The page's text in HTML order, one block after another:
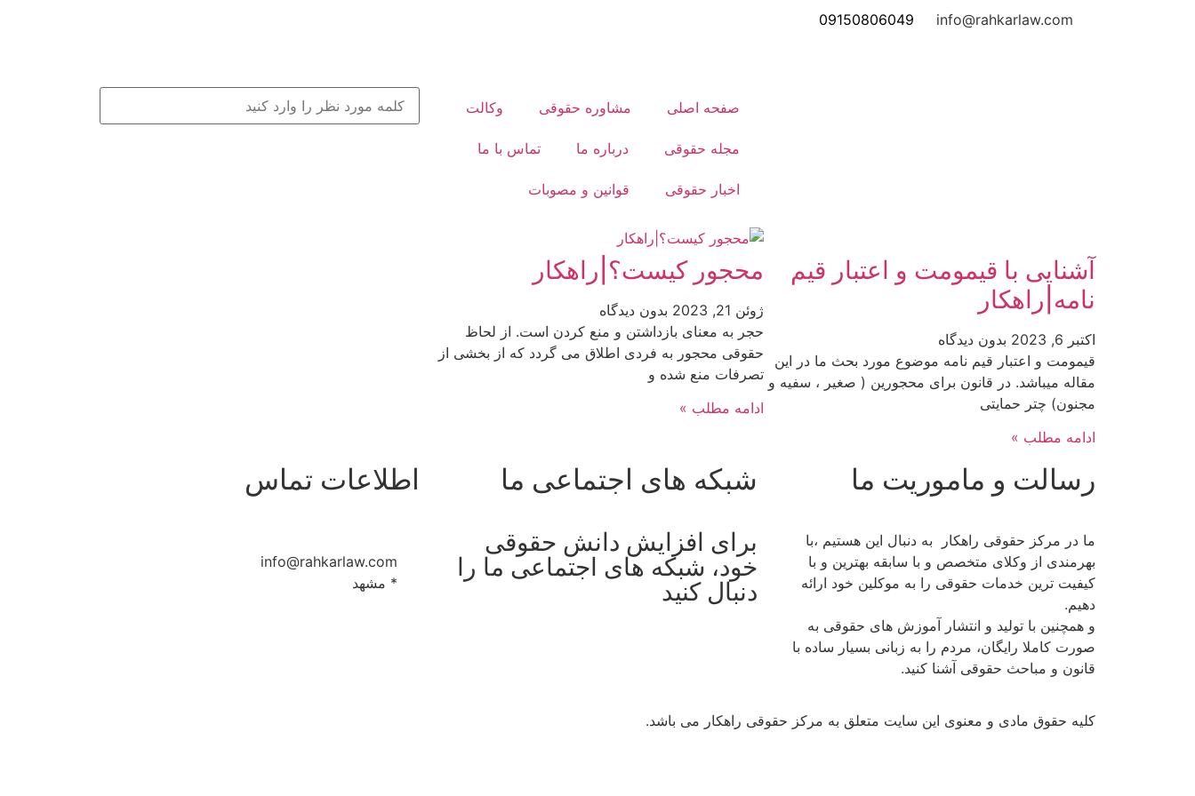
info@rahkarlaw.com
09150806049
صفحه اصلی مشاوره حقوقی وکالت
مجله حقوقی درباره ما تماس با ما
اخبار حقوقی قوانین و مصوبات
آشنایی با قیمومت و اعتبار قیم
نامه|راهکار
اکتبر 6, 2023
بدون دیدگاه
قیمومت و اعتبار قیم نامه موضوع مورد بحث ما در این
مقاله میباشد. در قانون برای محجورین ( صغیر ، سفیه و
مجنون) چتر حمایتی
ادامه مطلب »
محجور کیست؟|راهکار
ژوئن 21, 2023
بدون دیدگاه
حجر به معنای بازداشتن و منع کردن است. از لحاظ
حقوقی محجور به فردی اطلاق می گردد که از بخشی از
تصرفات منع شده و
ادامه مطلب »
رسالت و ماموریت ما
ما در مرکز حقوقی راهکار به دنبال این هستیم ،با
بهرمندی از وکلای متخصص و با سابقه بهترین و با
کیفیت ترین خدمات حقوقی را به موکلین خود ارائه
دهیم.
و همچنین با تولید و انتشار آموزش های حقوقی به
صورت کاملا رایگان، مردم را به زبانی بسیار ساده با
قانون و مباحث حقوقی آشنا کنید.
شبکه های اجتماعی ما
برای افزایش دانش حقوقی
خود، شبکه های اجتماعی ما را
دنبال کنید
اطلاعات تماس
info@rahkarlaw.com
* مشهد
کلیه حقوق مادی و معنوی این سایت متعلق به مرکز حقوقی راهکار می باشد.